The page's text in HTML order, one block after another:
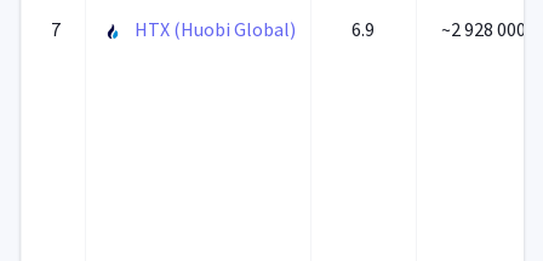
7 HTX (Huobi Global) 6.9 ~2 928 000